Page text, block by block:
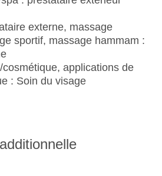
externe, massage
sportif, massage hammam :
applications de
: Soin du visage